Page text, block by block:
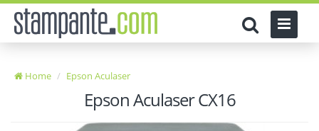
Home Epson Aculaser
Epson Aculaser CX16